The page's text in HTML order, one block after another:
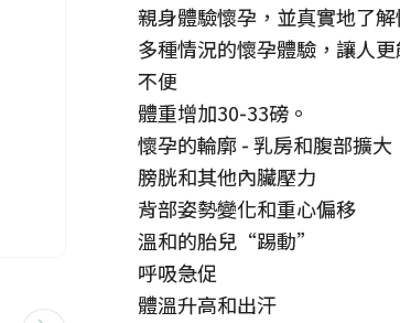
親身體驗懷孕，並真實地了解
多種情況的懷孕體驗，讓人
不便
體重增加30-33磅。
懷孕的輪廓 - 乳房和腹部擴大
膀胱和其他內臟壓力
背部姿勢變化和重心偏移
溫和的胎兒“踢動”
呼吸急促
體溫升高和出汗